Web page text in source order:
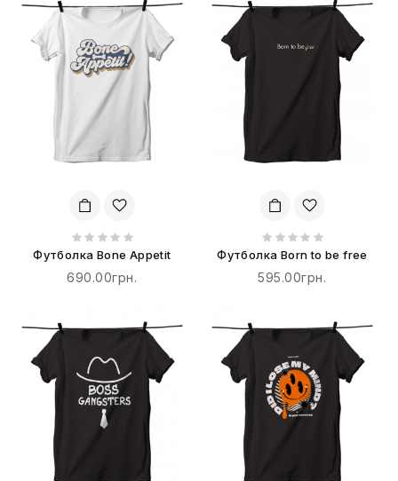
Футболка Bone Appetit
690.00грн.
Футболка Born to be free
595.00грн.